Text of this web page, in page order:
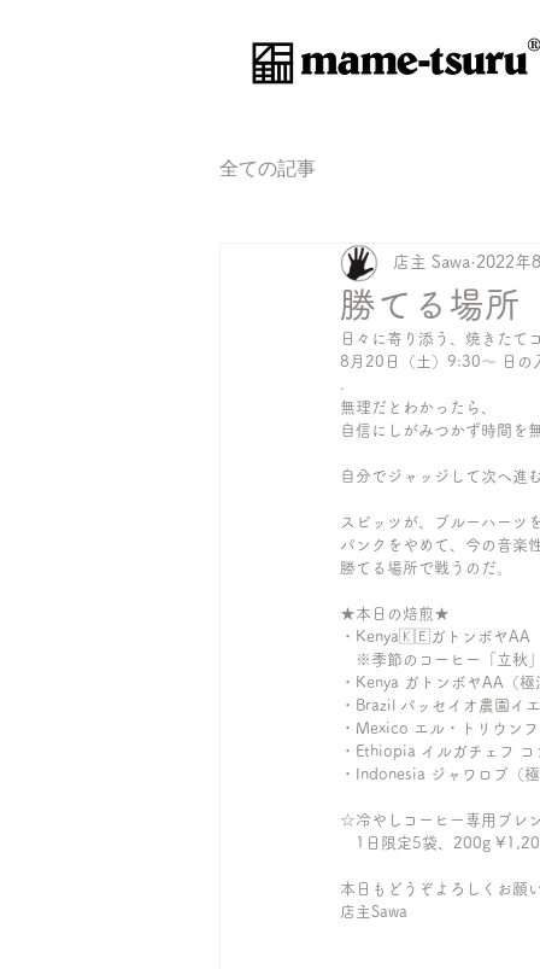
®️
全ての記事
勝てる場所
店主 Sawa 2022年
日々に寄り添う、焼きたて
8月20日（土）9:30〜 日の
無理だとわかったら、
自信にしがみつかず時間を
自分でジャッジして次へ進
スピッツが、ブルーハーツ
パンクをやめて、今の音楽
勝てる場所で戦うのだ。
★本日の焙煎★
・Kenya🇰🇪ガトンボヤAA
※季節のコーヒー「立秋
・Kenya ガトンボヤAA（
・Brazil パッセイオ農園イ
・Mexico エル・トリウン
・Ethiopia イルガチェフ
・Indonesia ジャワロブ（
☆冷やしコーヒー専用ブレ
1日限定5袋、200g
本日もどうぞよろしくお願
店主Sawa